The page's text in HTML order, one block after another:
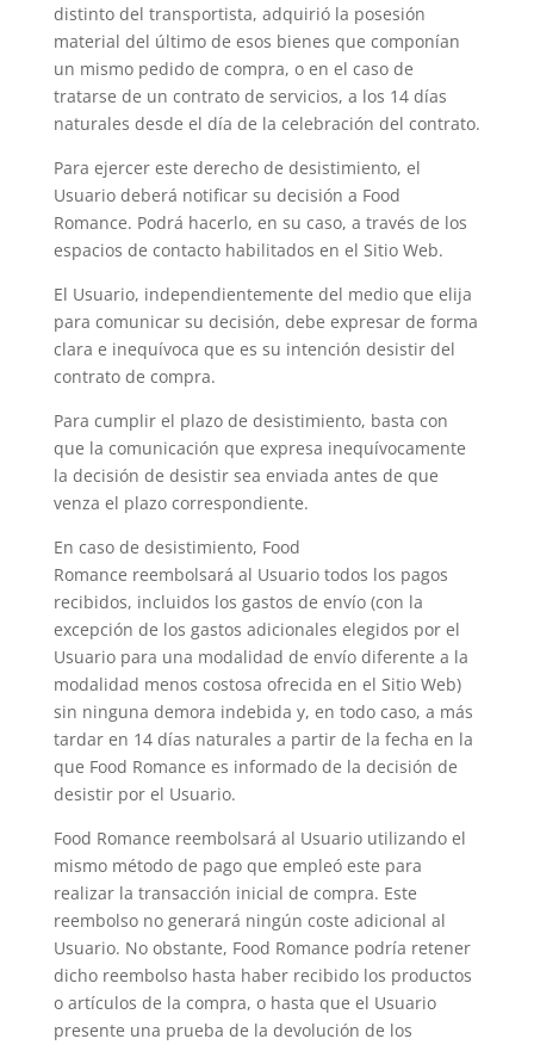
distinto del transportista, adquirió la posesión
material del último de esos bienes que componían
un mismo pedido de compra, o en el caso de
tratarse de un contrato de servicios, a los 14 días
naturales desde el día de la celebración del contrato.
Para ejercer este derecho de desistimiento, el
Usuario deberá notificar su decisión a Food
Romance. Podrá hacerlo, en su caso, a través de los
espacios de contacto habilitados en el Sitio Web.
El Usuario, independientemente del medio que elija
para comunicar su decisión, debe expresar de forma
clara e inequívoca que es su intención desistir del
contrato de compra.
Para cumplir el plazo de desistimiento, basta con
que la comunicación que expresa inequívocamente
la decisión de desistir sea enviada antes de que
venza el plazo correspondiente.
En caso de desistimiento, Food
Romance reembolsará al Usuario todos los pagos
recibidos, incluidos los gastos de envío (con la
excepción de los gastos adicionales elegidos por el
Usuario para una modalidad de envío diferente a la
modalidad menos costosa ofrecida en el Sitio Web)
sin ninguna demora indebida y, en todo caso, a más
tardar en 14 días naturales a partir de la fecha en la
que Food Romance es informado de la decisión de
desistir por el Usuario.
Food Romance reembolsará al Usuario utilizando el
mismo método de pago que empleó este para
realizar la transacción inicial de compra. Este
reembolso no generará ningún coste adicional al
Usuario. No obstante, Food Romance podría retener
dicho reembolso hasta haber recibido los productos
o artículos de la compra, o hasta que el Usuario
presente una prueba de la devolución de los